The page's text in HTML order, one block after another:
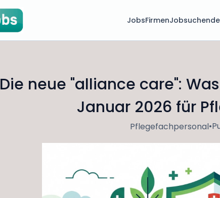
JobsFirmenJobsuchende
Die neue "alliance care":
Januar 2026 für
Pflegefachpersonal•